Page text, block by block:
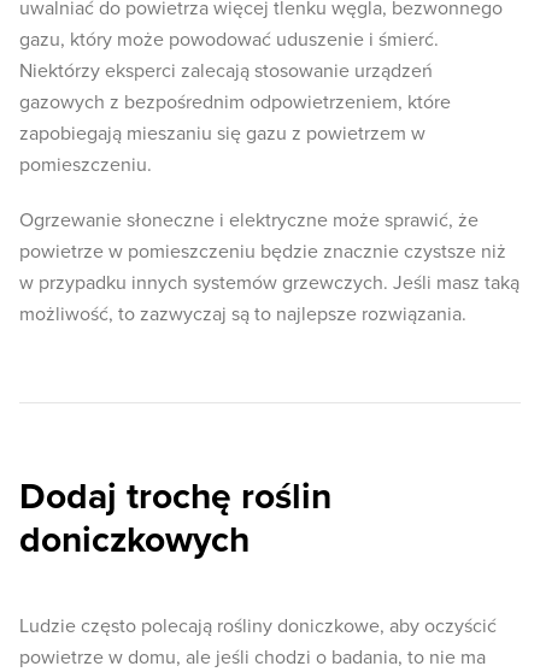
uwalniać do powietrza więcej tlenku węgla, bezwonnego
gazu, który może powodować uduszenie i śmierć.
Niektórzy eksperci zalecają stosowanie urządzeń
gazowych z bezpośrednim odpowietrzeniem, które
zapobiegają mieszaniu się gazu z powietrzem w
pomieszczeniu.
Ogrzewanie słoneczne i elektryczne może sprawić, że
powietrze w pomieszczeniu będzie znacznie czystsze niż
w przypadku innych systemów grzewczych. Jeśli masz taką
możliwość, to zazwyczaj są to najlepsze rozwiązania.
Dodaj trochę roślin
doniczkowych
Ludzie często polecają rośliny doniczkowe, aby oczyścić
powietrze w domu, ale jeśli chodzi o badania, to nie ma